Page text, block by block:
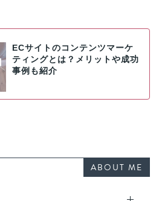
ECサイトのコンテンツマーケ
ティングとは？メリットや成功
事例も紹介
ABOUT ME